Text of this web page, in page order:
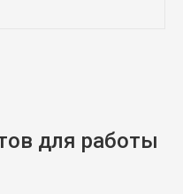
для работы